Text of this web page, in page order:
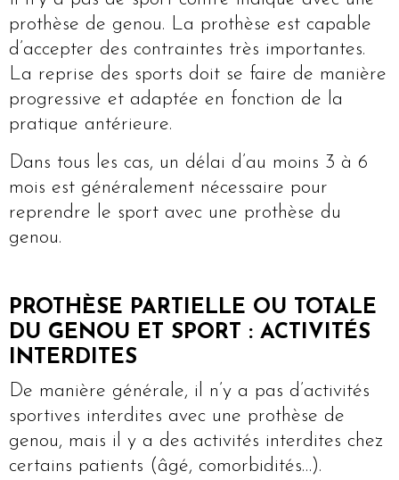
prothèse de genou. La prothèse est capable
d’accepter des contraintes très importantes.
La reprise des sports doit se faire de manière
progressive et adaptée en fonction de la
pratique antérieure.
Dans tous les cas, un délai d’au moins 3 à 6
mois est généralement nécessaire pour
reprendre le sport avec une prothèse du
genou.
PROTHÈSE PARTIELLE OU TOTALE
DU GENOU ET SPORT : ACTIVITÉS
INTERDITES
De manière générale, il n’y a pas d’activités
sportives interdites avec une prothèse de
genou, mais il y a des activités interdites chez
certains patients (âgé, comorbidités…).